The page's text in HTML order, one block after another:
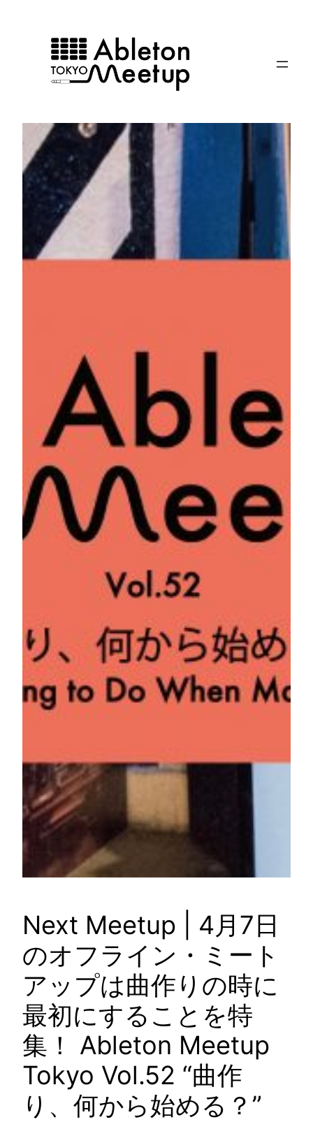
Next Meetup | 4月7日
のオフライン・ミート
アップは曲作りの時に
最初にすることを特
集！ Ableton Meetup
Tokyo Vol.52 “曲作
り、何から始める？”